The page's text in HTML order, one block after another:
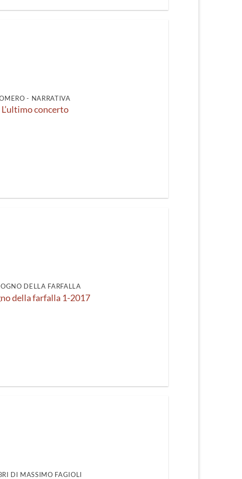
- NARRATIVA
L’ultimo concerto
DELLA FARFALLA
della farfalla 1-2017
DI MASSIMO FAGIOLI